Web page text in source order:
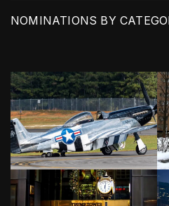
NOMINATIONS BY